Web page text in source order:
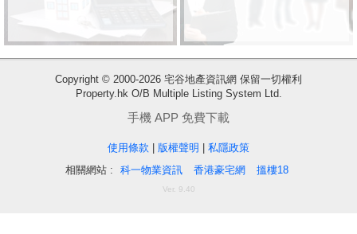
Copyright © 2000-2026 宅谷地產資訊網 保留一切權利
Property.hk O/B Multiple Listing System Ltd.
手機 APP 免費下載
使用條款 版權聲明
私隱政策
相關網站 :
科一物業資訊 香港豪宅網 搵樓18
Ver. 9.40